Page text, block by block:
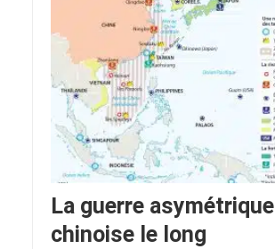
La guerre asymétrique
chinoise le long